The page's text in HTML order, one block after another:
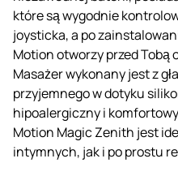
które są wygodnie
joysticka, a po
Motion otworzy przed
Masażer wykonany jest z
przyjemnego w dotyku
hipoalergiczny i
Motion Magic Zenith jest
intymnych, jak i po prostu